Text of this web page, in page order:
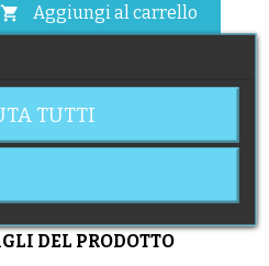
 Aggiungi al carrello
DEL PRODOTTO
TUTTI